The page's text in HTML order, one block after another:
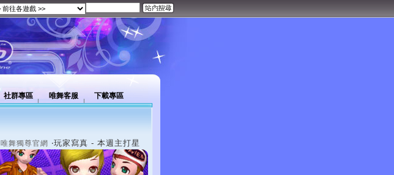
社群專區 唯舞客服 下載專區
唯舞獨尊官網 ‧玩家寫真 - 本週主打星